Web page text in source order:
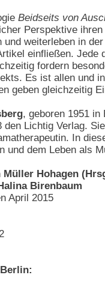
Beidseits von
Perspektive
und weiterleben in
einfließen.
fordern
Es ist allen und
geben gleichzeitig
, geboren 1951 in
den Lichtig Verlag.
In
und dem Leben als
Müller Hohagen
Birenbaum
April 2015